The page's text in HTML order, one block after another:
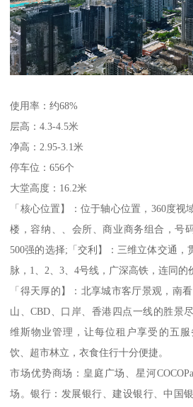
使用率：约68%
层高：4.3-4.5米
净高：2.95-3.1米
停车位：656个
大堂高度：16.2米
「核心位置】：位于轴心位置，360度
楼，容纳、、会所、商业商务组合，号
500强的选择;「交利】：三维立体交通，
脉，1、2、3、4号线，广深高铁，连同的
「得天厚的】：北享城市客厅景观，南
山、CBD、口岸、香港四点一线的胜景
维斯物业管理，让每位租户享受的五
饮、超市林立，衣食住行十分便捷。
市场优势商场：皇庭广场、星河
场。银行：发展银行、建设银行、中国